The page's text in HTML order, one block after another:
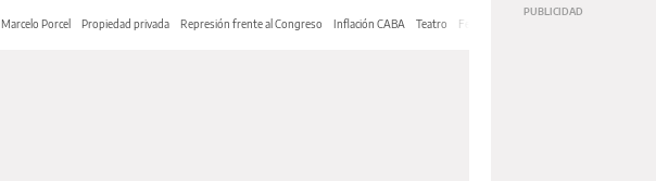
Marcelo Porcel Propiedad privada Represión frente al Congreso Inflación CABA Teatro Feria de Editores